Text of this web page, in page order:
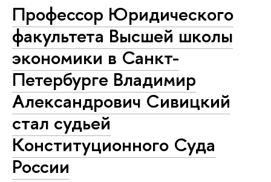
Профессор Юридического
факультета Высшей школы
экономики в Санкт-
Петербурге Владимир
Александрович Сивицкий
стал судьей
Конституционного Суда
России